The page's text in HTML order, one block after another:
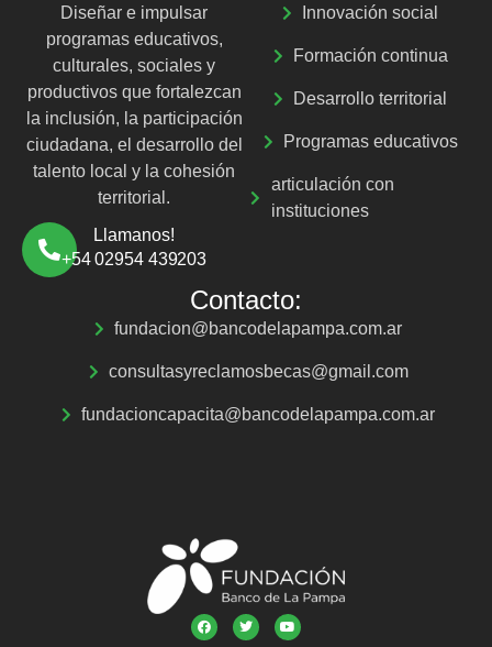
Diseñar e impulsar
programas educativos,
culturales, sociales y
productivos que fortalezcan
la inclusión, la participación
ciudadana, el desarrollo del
talento local y la cohesión
territorial.
Llamanos!
+54 02954 439203
Innovación social
Formación continua
Desarrollo territorial
Programas educativos
articulación con
instituciones
Contacto:
fundacion@bancodelapampa.com.ar
consultasyreclamosbecas@gmail.com
fundacioncapacita@bancodelapampa.com.ar